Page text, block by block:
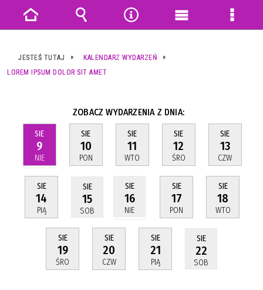
JESTEŚ TUTAJ
KALENDARZ WYDARZEŃ
LOREM IPSUM DOLOR SIT AMET
ZOBACZ WYDARZENIA Z DNIA:
SIE
9
NIE
SIE
10
PON
SIE
11
WTO
SIE
12
ŚRO
SIE
13
CZW
SIE
14
PIĄ
SIE
15
SOB
SIE
16
NIE
SIE
17
PON
SIE
18
WTO
SIE
19
ŚRO
SIE
20
CZW
SIE
21
PIĄ
SIE
22
SOB
Strona
główna
Wyszukiwarka
NarzędziaMenu
Menu